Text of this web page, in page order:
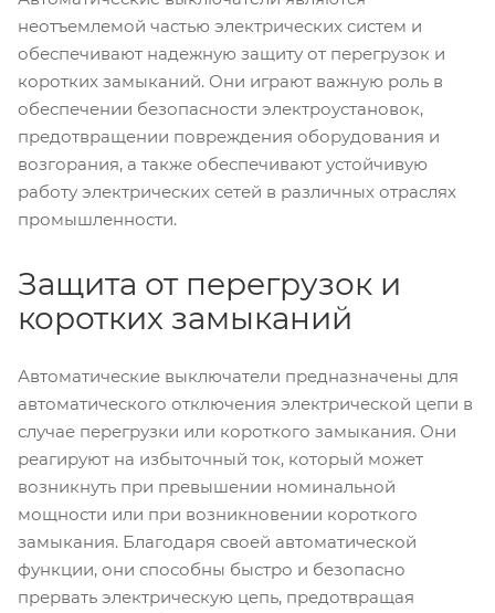
неотъемлемой частью электрических систем и
обеспечивают надежную защиту от перегрузок и
коротких замыканий. Они играют важную роль в
обеспечении безопасности электроустановок,
предотвращении повреждения оборудования и
возгорания, а также обеспечивают устойчивую
работу электрических сетей в различных отраслях
промышленности.
Защита от перегрузок и
коротких замыканий
Автоматические выключатели предназначены для
автоматического отключения электрической цепи в
случае перегрузки или короткого замыкания. Они
реагируют на избыточный ток, который может
возникнуть при превышении номинальной
мощности или при возникновении короткого
замыкания. Благодаря своей автоматической
функции, они способны быстро и безопасно
прервать электрическую цепь, предотвращая